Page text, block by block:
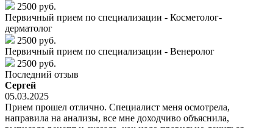
2500 руб.
Первичный прием по специализации - Косметолог-
дерматолог
2500 руб.
Первичный прием по специализации - Венеролог
2500 руб.
Последний отзыв
Сергей
05.03.2025
Прием прошел отлично. Специалист меня осмотрела,
направила на анализы, все мне доходчиво объяснила,